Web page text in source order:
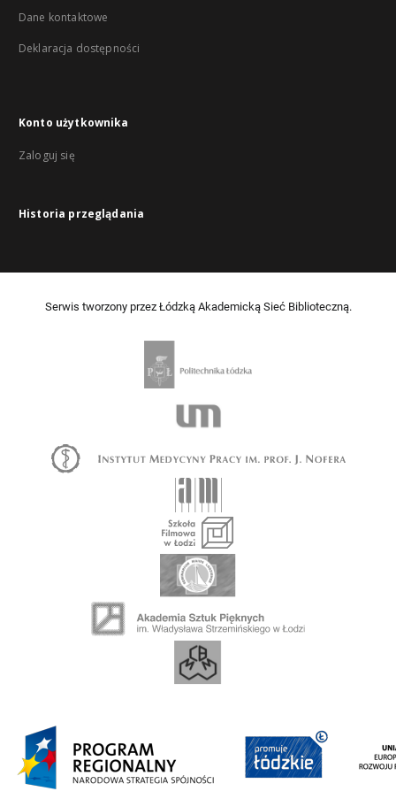
Dane kontaktowe
Deklaracja dostępności
Konto użytkownika
Zaloguj się
Historia przeglądania
Serwis tworzony przez Łódzką Akademicką Sieć Biblioteczną.